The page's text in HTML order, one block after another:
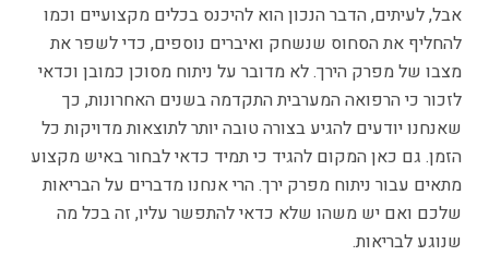
אבל, לעיתים, הדבר הנכון הוא להיכנס בכלים מקצועיים וכמו
להחליף את הסחוס שנשחק ואיברים נוספים, כדי לשפר את
מצבו של מפרק הירך. לא מדובר על ניתוח מסוכן כמובן וכדאי
לזכור כי הרפואה המערבית התקדמה בשנים האחרונות, כך
שאנחנו יודעים להגיע בצורה טובה יותר לתוצאות מדויקות כל
הזמן. גם כאן המקום להגיד כי תמיד כדאי לבחור באיש מקצוע
מתאים עבור ניתוח מפרק ירך. הרי אנחנו מדברים על הבריאות
שלכם ואם יש משהו שלא כדאי להתפשר עליו, זה בכל מה
שנוגע לבריאות.